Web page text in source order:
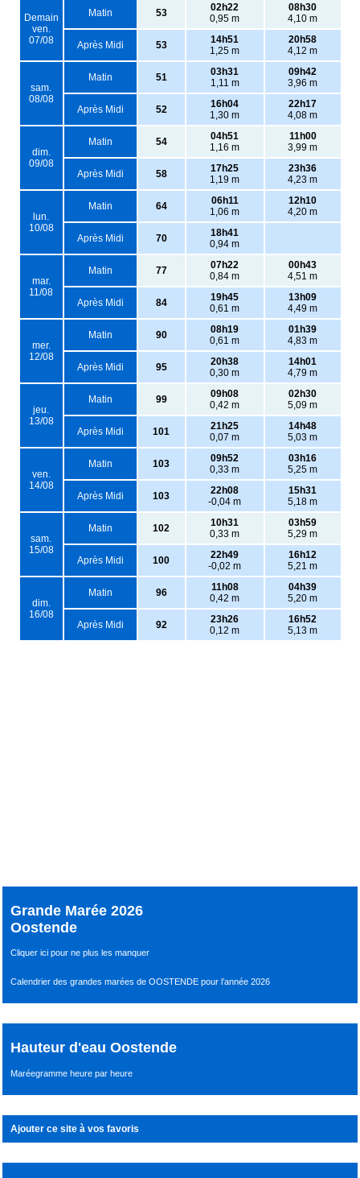
Demain
ven.
07/08
Matin 53
02h22
0,95 m
08h30
4,10 m
Après Midi 53
14h51
1,25 m
20h58
4,12 m
sam.
08/08
Matin 51
03h31
1,11 m
09h42
3,96 m
Après Midi 52
16h04
1,30 m
22h17
4,08 m
dim.
09/08
Matin 54
04h51
1,16 m
11h00
3,99 m
Après Midi 58
17h25
1,19 m
23h36
4,23 m
lun.
10/08
Matin 64
06h11
1,06 m
12h10
4,20 m
Après Midi 70
18h41
0,94 m
mar.
11/08
Matin 77
07h22
0,84 m
00h43
4,51 m
Après Midi 84
19h45
0,61 m
13h09
4,49 m
mer.
12/08
Matin 90
08h19
0,61 m
01h39
4,83 m
Après Midi 95
20h38
0,30 m
14h01
4,79 m
jeu.
13/08
Matin 99
09h08
0,42 m
02h30
5,09 m
Après Midi 101
21h25
0,07 m
14h48
5,03 m
ven.
14/08
Matin 103
09h52
0,33 m
03h16
5,25 m
Après Midi 103
22h08
-0,04 m
15h31
5,18 m
sam.
15/08
Matin 102
10h31
0,33 m
03h59
5,29 m
Après Midi 100
22h49
-0,02 m
16h12
5,21 m
dim.
16/08
Matin 96
11h08
0,42 m
04h39
5,20 m
Après Midi 92
23h26
0,12 m
16h52
5,13 m
Grande Marée 2026
Oostende
Cliquer ici pour ne plus les manquer
Calendrier des grandes marées de OOSTENDE pour l’année 2026
Hauteur d'eau Oostende
Maréegramme heure par heure
Ajouter ce site à vos favoris